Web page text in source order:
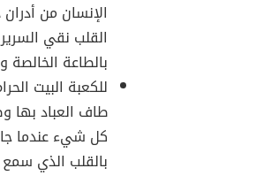
الإنسان من
القلب نقي
بالطاعة الخالصة
للكعبة البيت
طاف العباد بها
كل شيء عندما
بالقلب الذي